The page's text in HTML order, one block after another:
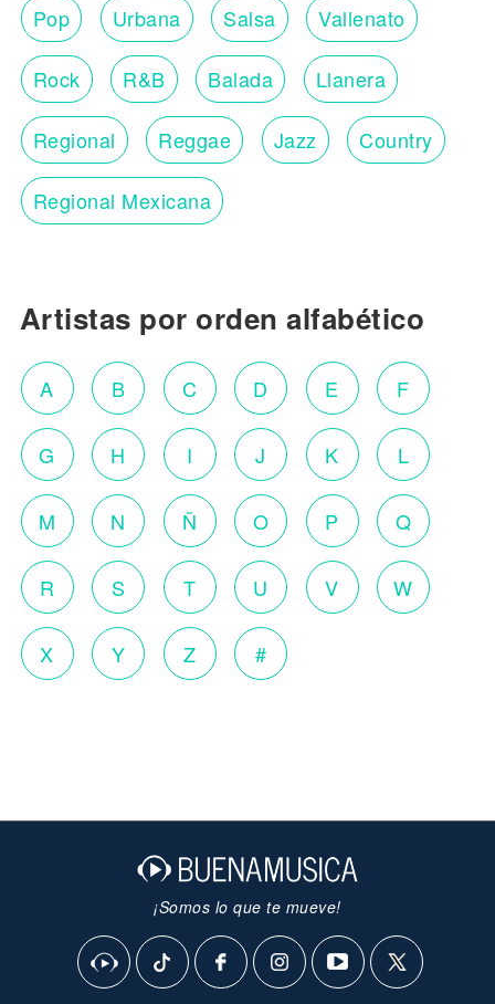
Pop Urbana Salsa Vallenato
Rock R&B Balada Llanera
Regional Reggae Jazz Country
Regional Mexicana
Artistas por orden alfabético
A B C D E F
G H I J K L
M N Ñ O P Q
R S T U V W
X Y Z #
¡Somos lo que te mueve!